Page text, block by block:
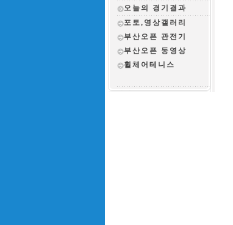
오늘의 경기결과
포토,영상갤러리
부산오픈 관전 기
부산오픈 동영상
휠체어테니스